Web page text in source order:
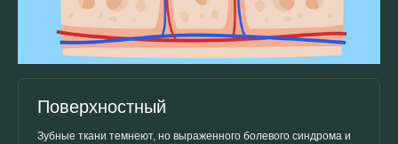
Поверхностный
Зубные ткани темнеют, но выраженного болевого синдрома и